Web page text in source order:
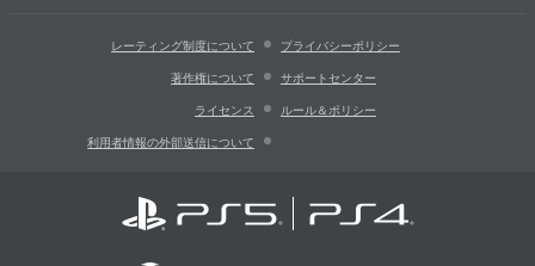
レーティング制度について プライバシーポリシー
著作権について サポートセンター
ライセンス ルール＆ポリシー
利用者情報の外部送信について